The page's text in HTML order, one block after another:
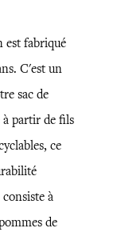
est fabriqué
C'est un
sac de
à partir de fils
ce
à
de